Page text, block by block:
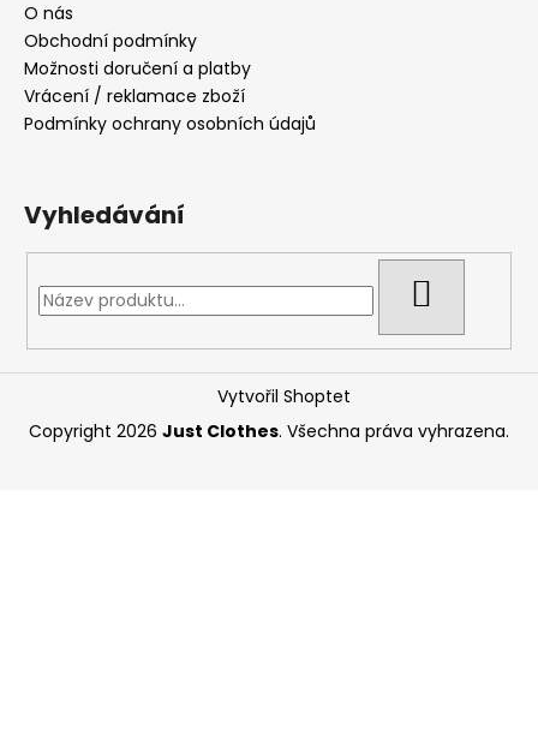
O nás
Obchodní podmínky
Možnosti doručení a platby
Vrácení / reklamace zboží
Podmínky ochrany osobních údajů
Vyhledávání
Vytvořil Shoptet
Copyright 2026 Just Clothes. Všechna práva vyhrazena.